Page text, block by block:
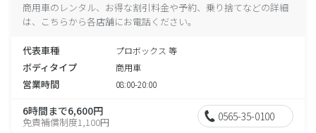
商用車のレンタル、お得な割引料金や予約、乗り捨てなどの詳細
は、こちらから各店舗にお電話ください。
代表車種 プロボックス 等
ボディタイプ 商用車
営業時間 08:00-20:00
6時間まで6,600円
免責補償制度1,100円 0565-35-0100